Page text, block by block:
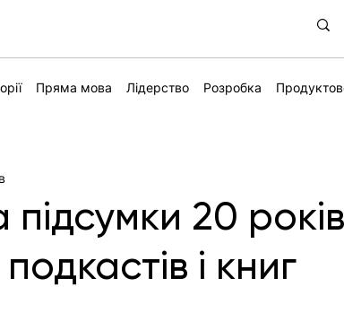
Пряма мова Лідерство Розробка
20
і книг